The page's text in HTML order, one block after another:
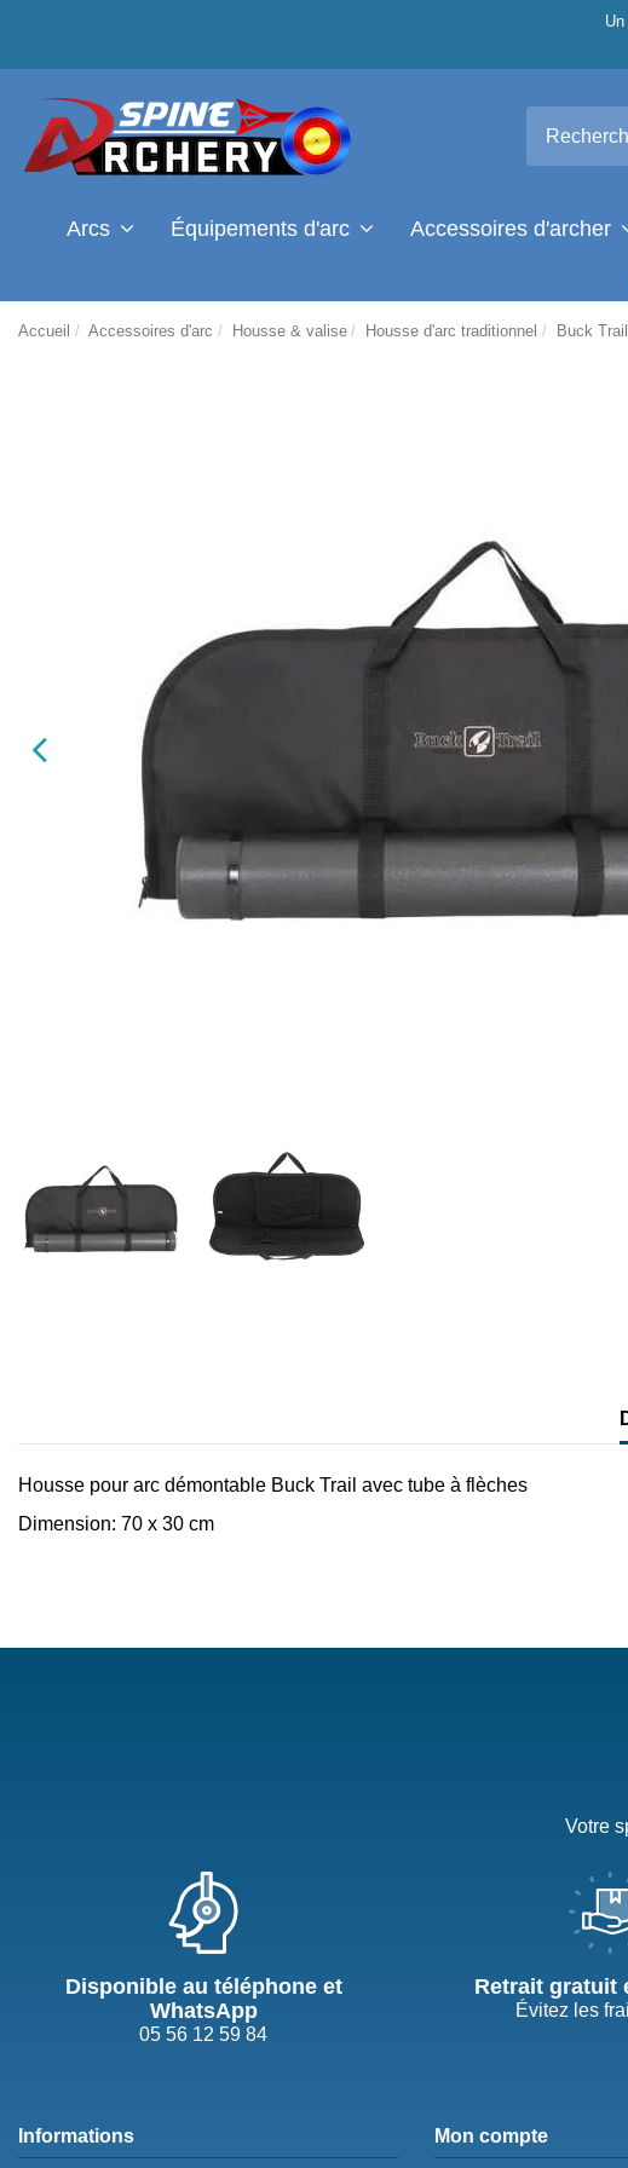
Arcs Équipements d'arc Accessoires d'archer
Accueil Accessoires d'arc Housse & valise Housse d'arc traditionnel Buck
Housse pour arc démontable Buck Trail avec tube à flèches
Dimension: 70 x 30 cm
Votre
Disponible au téléphone et
WhatsApp
05 56 12 59 84
Retrait gratuit
Évitez les
Informations Mon compte